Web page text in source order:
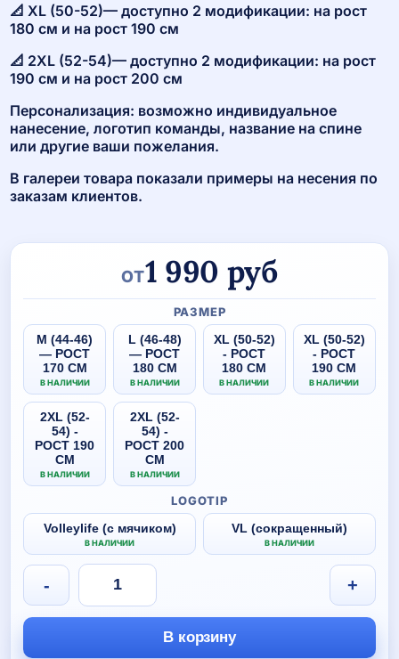
📐 XL (50-52)— доступно 2 модификации: на рост
180 см и на рост 190 см
📐 2XL (52-54)— доступно 2 модификации: на рост
190 см и на рост 200 см
Персонализация: возможно индивидуальное
нанесение, логотип команды, название на спине
или другие ваши пожелания.
В галереи товара показали примеры на несения по
заказам клиентов.
ОТ1 990 руб
РАЗМЕР
M (44-46)
— РОСТ
170 СМ
В НАЛИЧИИ
L (46-48)
— РОСТ
180 СМ
В НАЛИЧИИ
XL (50-52)
- РОСТ
180 СМ
В НАЛИЧИИ
XL (50-52)
- РОСТ
190 СМ
В НАЛИЧИИ
2XL (52-
54) -
РОСТ 190
СМ
В НАЛИЧИИ
2XL (52-
54) -
РОСТ 200
СМ
В НАЛИЧИИ
LOGOTIP
Volleylife (с мячиком)
В НАЛИЧИИ
VL (сокращенный)
В НАЛИЧИИ
Количество
товара
Футболка-
поло
- +
В корзину